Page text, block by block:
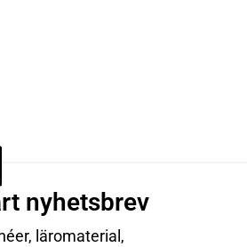
nyhetsbrev
läromaterial,